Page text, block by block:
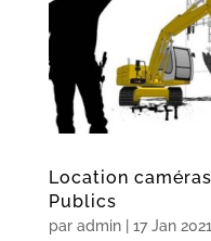
Location
Publics
par admin| 17 Jan 2021